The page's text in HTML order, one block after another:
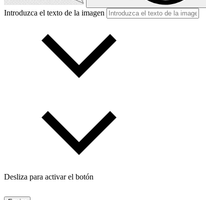
Introduzca el texto de la imagen
Desliza para activar el botón